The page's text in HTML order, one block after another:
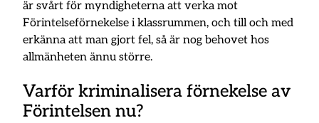
är svårt för myndigheterna att verka mot
Förintelseförnekelse i klassrummen, och till och med
erkänna att man gjort fel, så är nog behovet hos
allmänheten ännu större.
Varför kriminalisera förnekelse av
Förintelsen nu?